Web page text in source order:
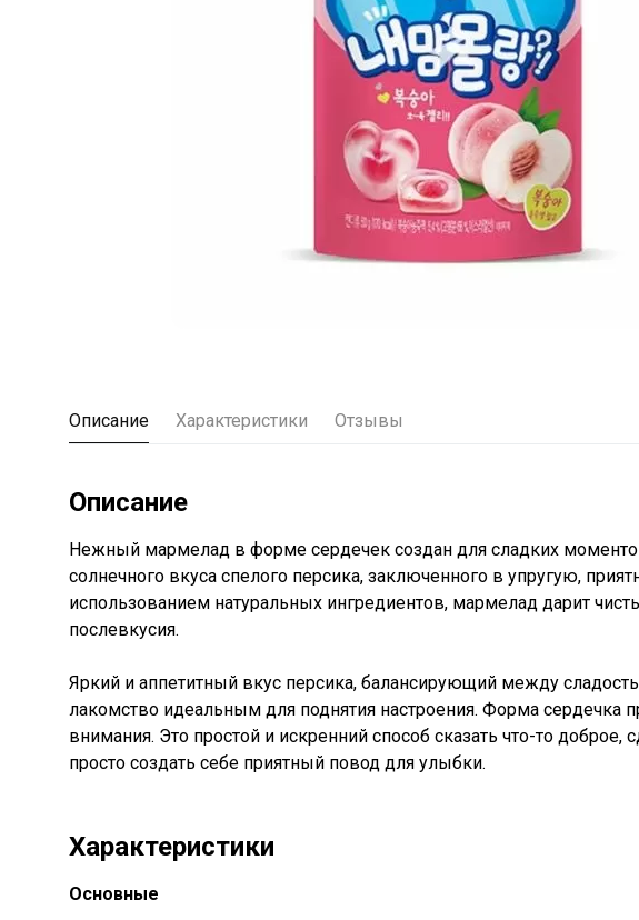
Описание Характеристики Отзывы
Описание
Нежный мармелад в форме сердечек создан для сладких
солнечного вкуса спелого персика, заключенного в упругую,
использованием натуральных ингредиентов, мармелад дарит
послевкусия.
Яркий и аппетитный вкус персика, балансирующий между
лакомство идеальным для поднятия настроения. Форма
внимания. Это простой и искренний способ сказать что-то
просто создать себе приятный повод для улыбки.
Характеристики
Основные